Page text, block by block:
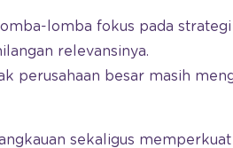
lomba fokus pada
relevansinya.
perusahaan besar masih
sekaligus